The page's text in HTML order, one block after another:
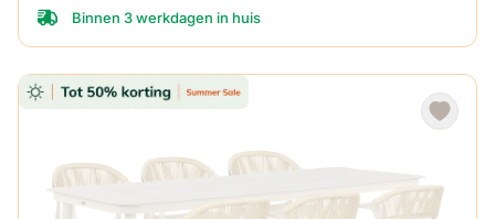
Binnen 3 werkdagen in huis